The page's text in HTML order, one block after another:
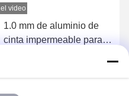
el video
1.0 mm de aluminio de
cinta impermeable para